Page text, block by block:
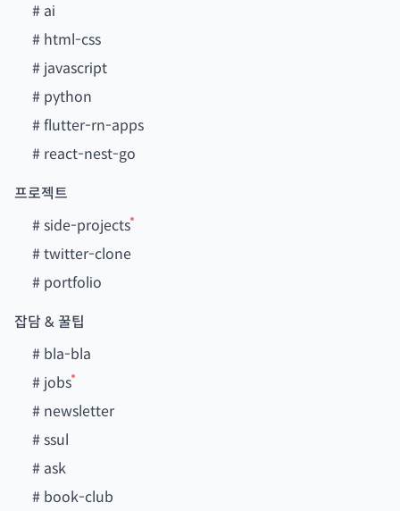
# ai
# html-css
# javascript
# python
#flutter-rn-apps
# react-nest-go
프로젝트
#side-projects
#twitter-clone
# portfolio
잡담 & 꿀팁
# bla-bla
# jobs
# newsletter
#ssul
# ask
# book-club